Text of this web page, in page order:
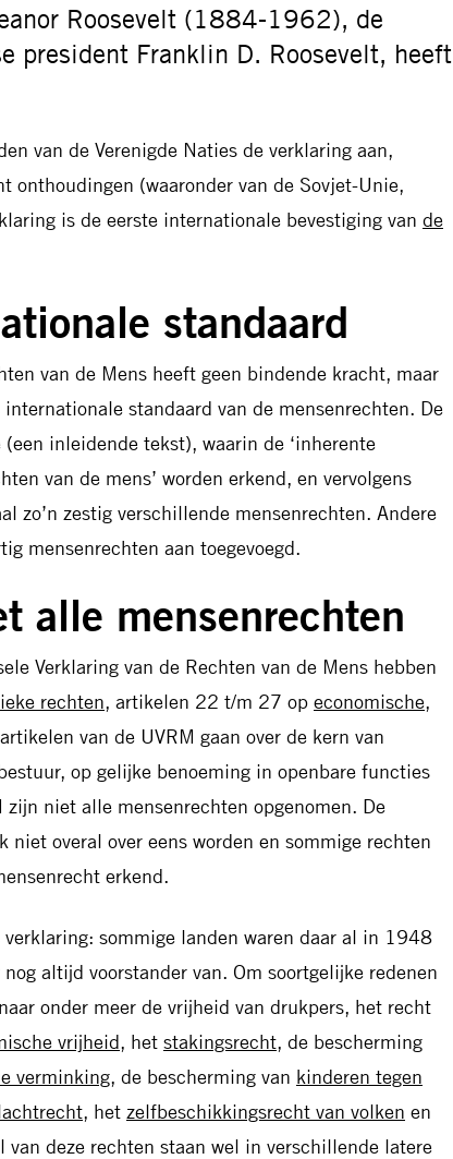
Roosevelt (1884-1962), de
president Franklin D. Roosevelt, heeft
van de Verenigde Naties de verklaring aan,
onthoudingen (waaronder van de Sovjet-Unie,
is de eerste internationale bevestiging van de
standaard
van de Mens heeft geen bindende kracht, maar
standaard van de mensenrechten. De
inleidende tekst), waarin de ‘inherente
van de mens’ worden erkend, en vervolgens
zo’n zestig verschillende mensenrechten. Andere
mensenrechten aan toegevoegd.
alle mensenrechten
Verklaring van de Rechten van de Mens hebben
rechten, artikelen 22 t/m 27 op economische,
van de UVRM gaan over de kern van
op gelijke benoeming in openbare functies
niet alle mensenrechten opgenomen. De
overal over eens worden en sommige rechten
erkend.
sommige landen waren daar al in 1948
altijd voorstander van. Om soortgelijke redenen
onder meer de vrijheid van drukpers, het recht
vrijheid, het stakingsrecht, de bescherming
verminking, de bescherming van kinderen tegen
, het zelfbeschikkingsrecht van volken en
van deze rechten staan wel in verschillende latere